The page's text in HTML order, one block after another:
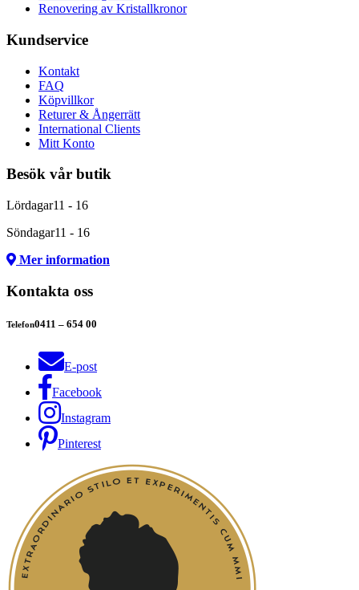
Renovering av Kristallkronor
Kundservice
Kontakt
FAQ
Köpvillkor
Returer & Ångerrätt
International Clients
Mitt Konto
Besök vår butik
Lördagar11 - 16
Söndagar11 - 16
Mer information
Kontakta oss
Telefon0411 – 654 00
E-post
Facebook
Instagram
Pinterest